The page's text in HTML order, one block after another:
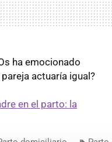
ha emocionado
actuaría igual?
en el parto: la